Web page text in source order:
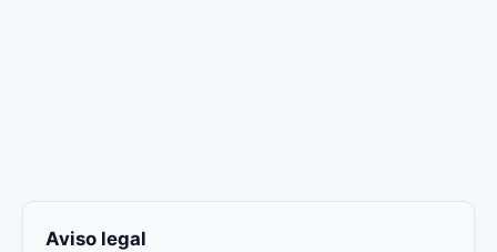
Aviso legal